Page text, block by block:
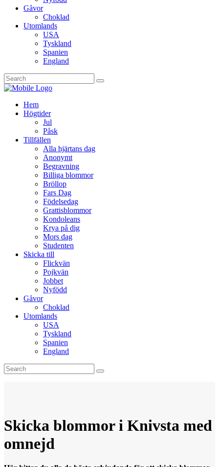
Gåvor
Choklad
Utomlands
USA
Tyskland
Spanien
England
Hem
Högtider
Jul
Påsk
Tillfällen
Alla hjärtans dag
Anonymt
Begravning
Billiga blommor
Bröllop
Fars Dag
Födelsedag
Grattisblommor
Kondoleans
Krya på dig
Mors dag
Studenten
Skicka till
Flickvän
Pojkvän
Jobbet
Nyfödd
Gåvor
Choklad
Utomlands
USA
Tyskland
Spanien
England
Skicka blommori Knivsta med
omnejd